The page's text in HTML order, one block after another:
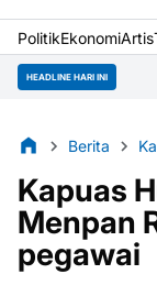
PolitikEkonomiArtis
HEADLINE HARI INIFestival
Berita
Kapuas
Menpan
pegawai